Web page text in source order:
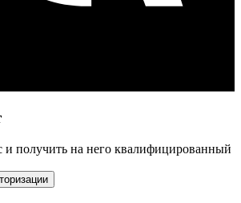
и получить на него квалифицированный